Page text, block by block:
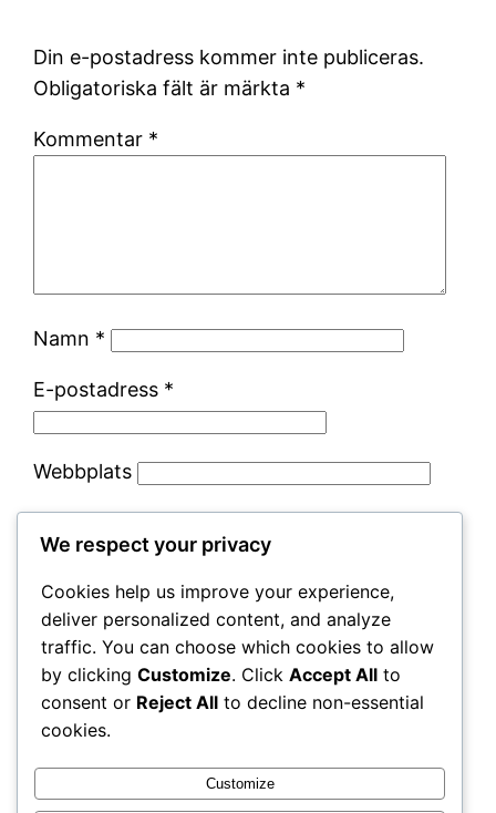
Din e-postadress kommer inte publiceras.
Obligatoriska fält är märkta *
Kommentar *
Namn *
E-postadress *
Webbplats
webbplats i denna webbläsare till nästa gång
jag skriver en kommentar.
We respect your privacy
Cookies help us improve your experience,
deliver personalized content, and analyze
traffic. You can choose which cookies to allow
by clicking Customize. Click Accept All to
consent or Reject All to decline non-essential
cookies.
Customize